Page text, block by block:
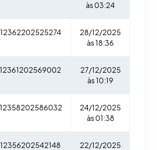
às 03:24
28/12/2025
às 18:36
27/12/2025
às 10:19
24/12/2025
às 01:38
22/12/2025